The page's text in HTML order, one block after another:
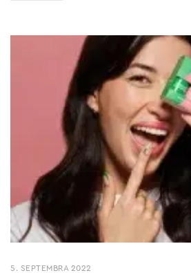
5. SEPTEMBRA 2022